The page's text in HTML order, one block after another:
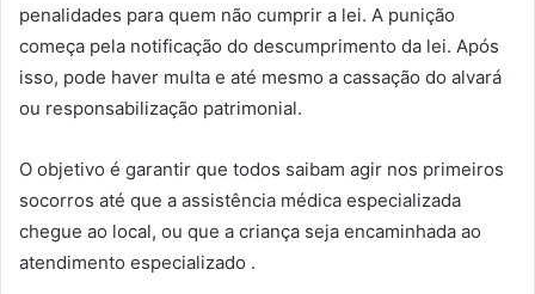
penalidades para quem não cumprir a lei. A punição
começa pela notificação do descumprimento da lei. Após
isso, pode haver multa e até mesmo a cassação do alvará
ou responsabilização patrimonial.
O objetivo é garantir que todos saibam agir nos primeiros
socorros até que a assistência médica especializada
chegue ao local, ou que a criança seja encaminhada ao
atendimento especializado .